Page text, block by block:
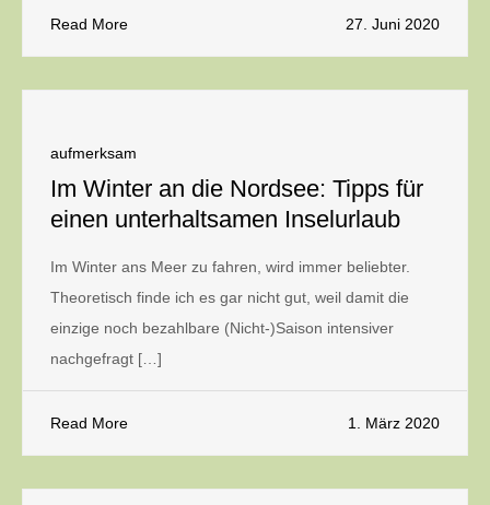
Read More 27. Juni 2020
aufmerksam
Im Winter an die Nordsee: Tipps für
einen unterhaltsamen Inselurlaub
Im Winter ans Meer zu fahren, wird immer beliebter.
Theoretisch finde ich es gar nicht gut, weil damit die
einzige noch bezahlbare (Nicht-)Saison intensiver
nachgefragt […]
Read More 1. März 2020